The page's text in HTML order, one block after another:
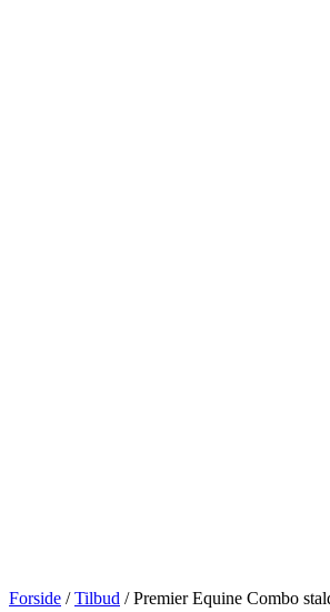
Forside /Tilbud / Premier Equine Combo